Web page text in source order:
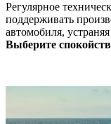
Регулярное
поддерживать
автомобиля,
Выберите